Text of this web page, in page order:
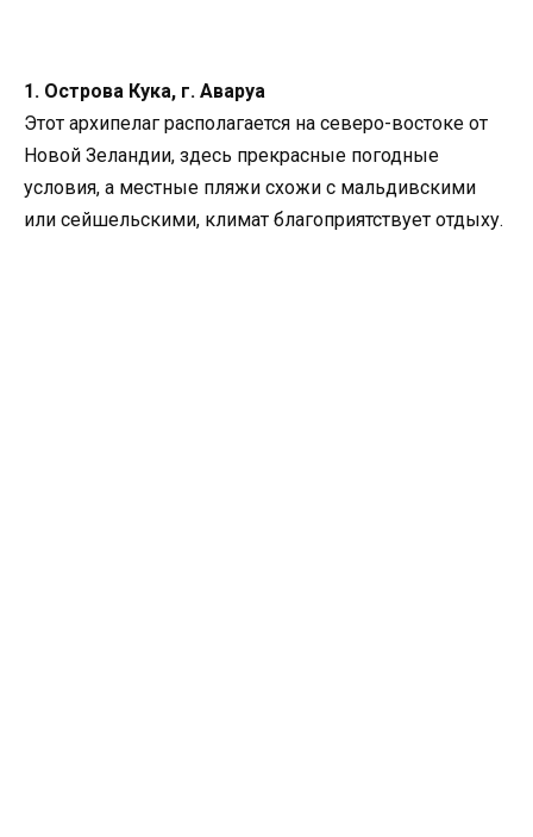
1. Острова Кука, г. Аваруа
Этот архипелаг располагается на северо-востоке от
Новой Зеландии, здесь прекрасные погодные
условия, а местные пляжи схожи с мальдивскими
или сейшельскими, климат благоприятствует отдыху.